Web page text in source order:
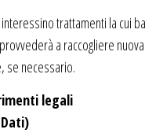
trattamenti la cui
a raccogliere
se necessario.
legali